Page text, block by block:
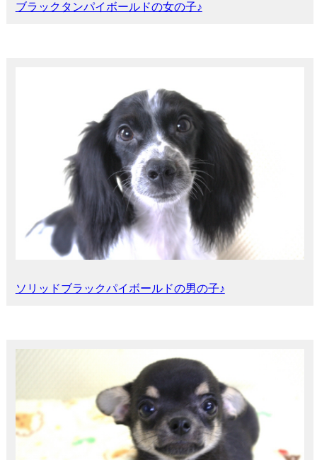
ブラックタンパイボールドの女の子♪
ソリッドブラックパイボールドの男の子♪